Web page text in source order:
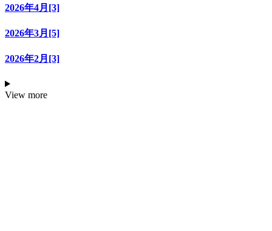
2026年4月[3]
2026年3月[5]
2026年2月[3]
View more